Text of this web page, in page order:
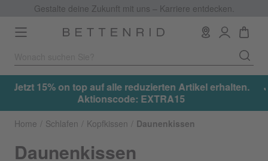
Gestalte deine Zukunft mit uns – Karriere entdecken.
Toggle
navigation
Jetzt 15% on top auf alle reduzierten Artikel erhalten.
Aktionscode: EXTRA15
Home Schlafen Kopfkissen Daunenkissen
Daunenkissen